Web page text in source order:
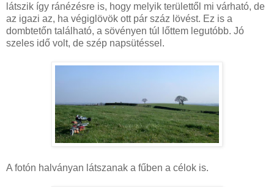
látszik így ránézésre is, hogy melyik területtől mi várható, de
az igazi az, ha végiglövök ott pár száz lövést. Ez is a
dombtetőn található, a sövényen túl lőttem legutóbb. Jó
szeles idő volt, de szép napsütéssel.
A fotón halványan látszanak a fűben a célok is.